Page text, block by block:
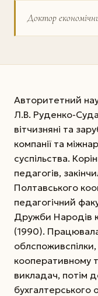
Доктор
Авторитетний
Л.В. Руденко-
вітчизняні та
компанії та
суспільства.
педагогів,
Полтавського
педагогічний
Дружби Народів
(1990).
кооперативному
викладач, потім
бухгалтерського